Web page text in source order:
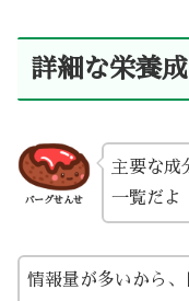
詳細な栄養
バーグせんせ
主要な成
一覧だよ
情報量が多いから